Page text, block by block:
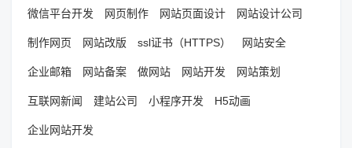
微信平台开发 网页制作 网站页面设计 网站设计公司
制作网页 网站改版 ssl证书（HTTPS） 网站安全
企业邮箱 网站备案 做网站 网站开发 网站策划
互联网新闻 建站公司 小程序开发 H5动画
企业网站开发